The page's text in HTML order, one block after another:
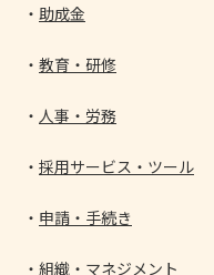
助成金
教育・研修
人事・労務
採用サービス・ツール
申請・手続き
組織・マネジメント